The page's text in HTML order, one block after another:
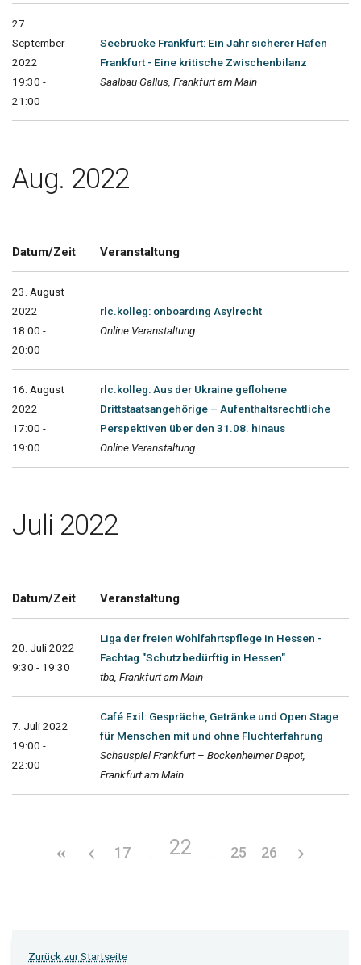
27.
September
2022
19:30 -
21:00
Seebrücke Frankfurt: Ein Jahr sicherer Hafen
Frankfurt - Eine kritische Zwischenbilanz
Saalbau Gallus, Frankfurt am Main
Aug. 2022
Datum/Zeit Veranstaltung
23. August
2022
18:00 -
20:00
rlc.kolleg: onboarding Asylrecht
Online Veranstaltung
16. August
2022
17:00 -
19:00
rlc.kolleg: Aus der Ukraine geflohene
Drittstaatsangehörige – Aufenthaltsrechtliche
Perspektiven über den 31.08. hinaus
Online Veranstaltung
Juli 2022
Datum/Zeit Veranstaltung
20. Juli 2022
9:30 - 19:30
Liga der freien Wohlfahrtspflege in Hessen -
Fachtag "Schutzbedürftig in Hessen"
tba, Frankfurt am Main
7. Juli 2022
19:00 -
22:00
Café Exil: Gespräche, Getränke und Open Stage
für Menschen mit und ohne Fluchterfahrung
Schauspiel Frankfurt – Bockenheimer Depot,
Frankfurt am Main
17 22 25 26
Zurück zur Startseite